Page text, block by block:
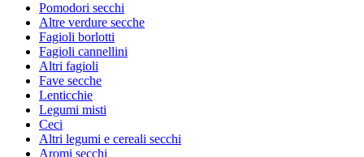
Pomodori secchi
Altre verdure secche
Fagioli borlotti
Fagioli cannellini
Altri fagioli
Fave secche
Lenticchie
Legumi misti
Ceci
Altri legumi e cereali secchi
Aromi secchi